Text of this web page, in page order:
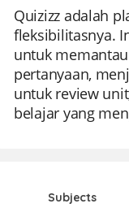
Quizizz adalah
fleksibilitasnya.
untuk
pertanyaan,
untuk review
belajar yang
Subjects